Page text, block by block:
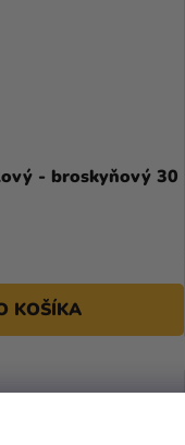
- broskyňový 30
KOŠÍKA